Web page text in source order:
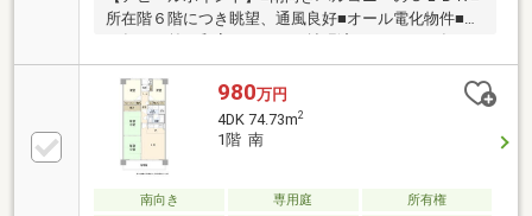
所在階６階につき眺望、通風良好■オール電化物件■２
０年ほど前に和室をＬＤＫに拡張済み■２０１８年に
大規模修繕工事実施（断熱工事、外壁補修工事、バル
コニー、廊下防水工事、ＥＶリニューアル工事等実
施）■インターネットは使い放題（管理費に込）ご内
見の際はお気軽にご連絡ください♪ＴＥＬ：０７６－
２２７－９５９０
980万円
4DK 74.73m2
1階 南
南向き 専用庭
所有権